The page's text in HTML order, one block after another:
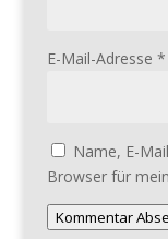
E-Mail-Adresse *
Name, E-
Browser für
Kommentar